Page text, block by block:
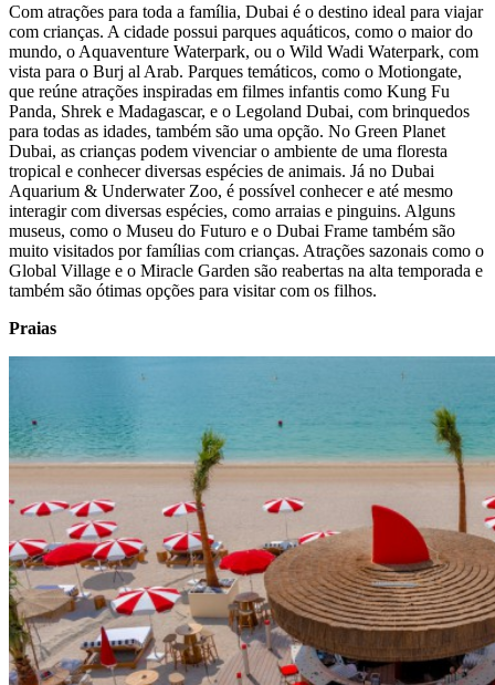
Com atrações para toda a família, Dubai é o destino ideal para viajar
com crianças. A cidade possui parques aquáticos, como o maior do
mundo, o Aquaventure Waterpark, ou o Wild Wadi Waterpark, com
vista para o Burj al Arab. Parques temáticos, como o Motiongate,
que reúne atrações inspiradas em filmes infantis como Kung Fu
Panda, Shrek e Madagascar, e o Legoland Dubai, com brinquedos
para todas as idades, também são uma opção. No Green Planet
Dubai, as crianças podem vivenciar o ambiente de uma floresta
tropical e conhecer diversas espécies de animais. Já no Dubai
Aquarium & Underwater Zoo, é possível conhecer e até mesmo
interagir com diversas espécies, como arraias e pinguins. Alguns
museus, como o Museu do Futuro e o Dubai Frame também são
muito visitados por famílias com crianças. Atrações sazonais como o
Global Village e o Miracle Garden são reabertas na alta temporada e
também são ótimas opções para visitar com os filhos.
Praias